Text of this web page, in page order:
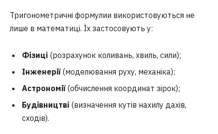
Тригонометричні формулии використовуються не
лише в математиці. Їх застосовують у:
Фізиці (розрахунок коливань, хвиль, сили);
Інженерії(моделювання руху, механіка);
Астрономії(обчислення координат зірок);
Будівництві (визначення кутів нахилу дахів,
сходів).